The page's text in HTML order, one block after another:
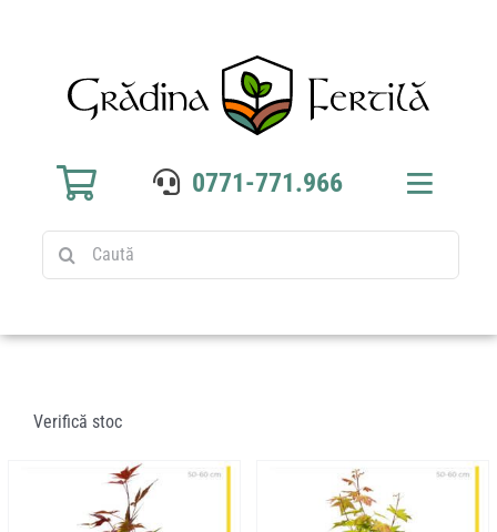
Caută
0771-771.966
Toggle
Home
Verifică stoc